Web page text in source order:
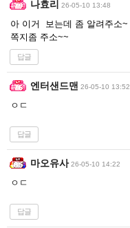
나효리 26-05-10 13:48
아 이거 보는데 좀 알려주소~
쪽지좀 주소~~
답글
엔터샌드맨 26-05-10 13:52
ㅇㄷ
답글
마오유사 26-05-10 14:22
ㅇㄷ
답글